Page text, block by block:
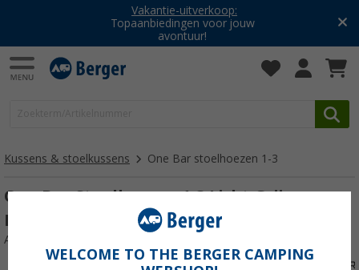
Vakantie-uitverkoop:
Topaanbiedingen voor jouw
avontuur!
Kussens & stoelkussens One Bar stoelhoezen 1-3
One Bar Stoelhoezen 1-3 Licht Grijs
Element
Artikelnr: 351480
WELCOME TO THE BERGER CAMPING